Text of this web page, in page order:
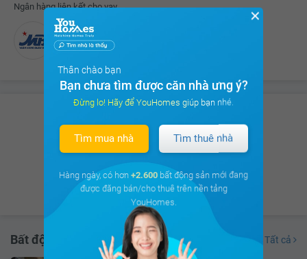
Ngân hàng liên kết cho vay
Ngân hàng MBbank
8.675 thảo luận của Cư dân
cộng đồng cư dân
Xem ngay
Bất động sản đang cho thuê Tất cả
✕
Thân chào bạn
Bạn chưa tìm được căn nhà ưng ý?
Đừng lo! Hãy để YouHomes giúp bạn nhé.
Tìm mua nhà Tìm thuê nhà
Hàng ngày, có hơn +2.600 bất động sản mới đang
được đăng bán/cho thuê trên nền tảng
YouHomes.